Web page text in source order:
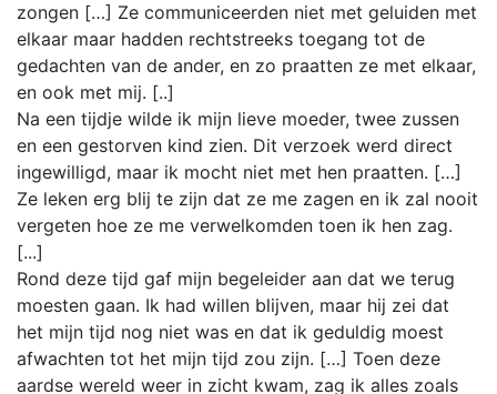
zongen […] Ze communiceerden niet met geluiden met
elkaar maar hadden rechtstreeks toegang tot de
gedachten van de ander, en zo praatten ze met elkaar,
en ook met mij. [..]
Na een tijdje wilde ik mijn lieve moeder, twee zussen
en een gestorven kind zien. Dit verzoek werd direct
ingewilligd, maar ik mocht niet met hen praatten. […]
Ze leken erg blij te zijn dat ze me zagen en ik zal nooit
vergeten hoe ze me verwelkomden toen ik hen zag.
[...]
Rond deze tijd gaf mijn begeleider aan dat we terug
moesten gaan. Ik had willen blijven, maar hij zei dat
het mijn tijd nog niet was en dat ik geduldig moest
afwachten tot het mijn tijd zou zijn. […] Toen deze
aardse wereld weer in zicht kwam, zag ik alles zoals